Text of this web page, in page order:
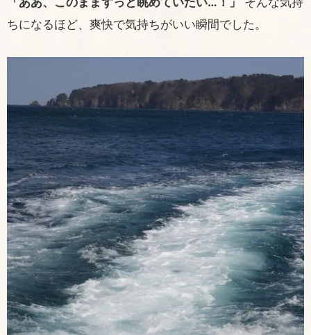
ちになるほど、爽快で気持ちがいい瞬間でした。